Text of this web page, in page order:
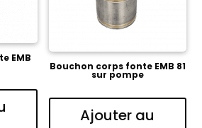
EMB
Bouchon corps fonte EMB 81
sur pompe
Ajouter au